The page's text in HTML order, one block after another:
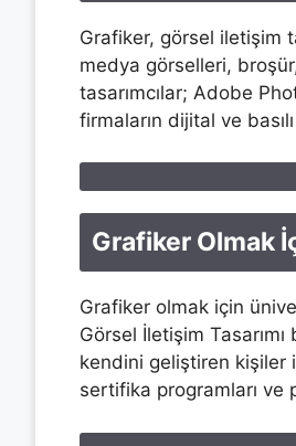
Grafiker, görsel iletişim
medya görselleri,
tasarımcılar; Adobe
firmaların dijital ve
Grafiker Olmak
Grafiker olmak için
Görsel İletişim
kendini geliştiren kişiler
sertifika programları